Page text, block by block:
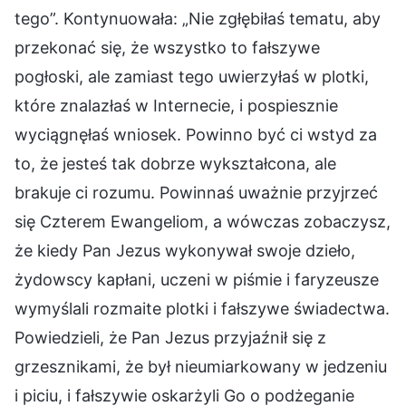
tego”. Kontynuowała: „Nie zgłębiłaś tematu, aby
przekonać się, że wszystko to fałszywe
pogłoski, ale zamiast tego uwierzyłaś w plotki,
które znalazłaś w Internecie, i pospiesznie
wyciągnęłaś wniosek. Powinno być ci wstyd za
to, że jesteś tak dobrze wykształcona, ale
brakuje ci rozumu. Powinnaś uważnie przyjrzeć
się Czterem Ewangeliom, a wówczas zobaczysz,
że kiedy Pan Jezus wykonywał swoje dzieło,
żydowscy kapłani, uczeni w piśmie i faryzeusze
wymyślali rozmaite plotki i fałszywe świadectwa.
Powiedzieli, że Pan Jezus przyjaźnił się z
grzesznikami, że był nieumiarkowany w jedzeniu
i piciu, i fałszywie oskarżyli Go o podżeganie